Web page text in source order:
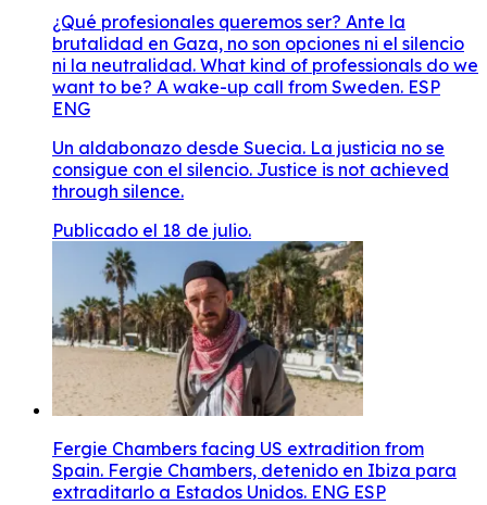
¿Qué profesionales queremos ser? Ante la
brutalidad en Gaza, no son opciones ni el silencio
ni la neutralidad. What kind of professionals do we
want to be? A wake-up call from Sweden. ESP
ENG
Un aldabonazo desde Suecia. La justicia no se
consigue con el silencio. Justice is not achieved
through silence.
Publicado el 18 de julio.
Fergie Chambers facing US extradition from
Spain. Fergie Chambers, detenido en Ibiza para
extraditarlo a Estados Unidos. ENG ESP